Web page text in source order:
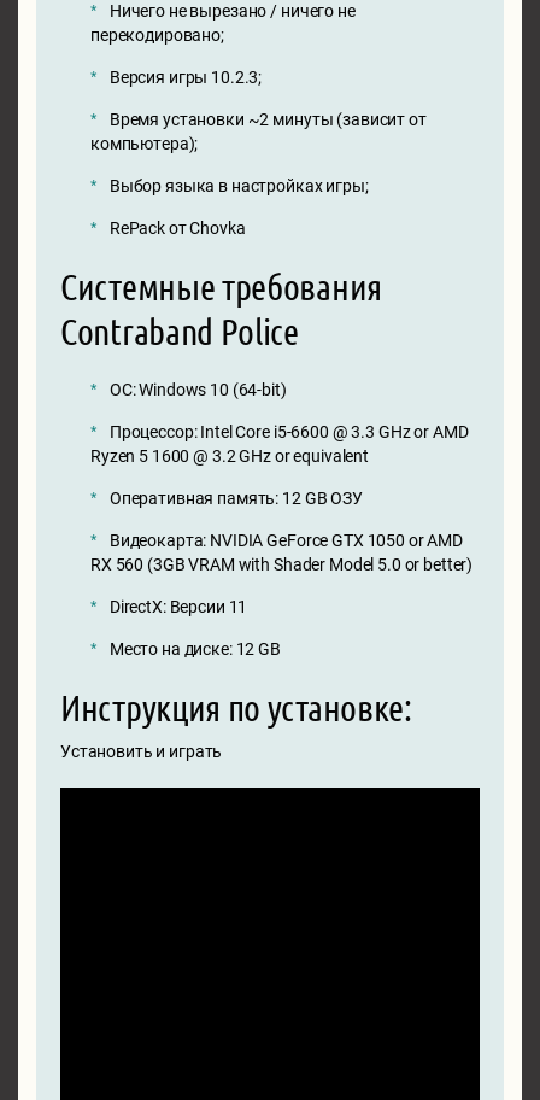
Ничего не вырезано / ничего не
перекодировано;
Версия игры 10.2.3;
Время установки ~2 минуты (зависит от
компьютера);
Выбор языка в настройках игры;
RePack от Chovka
Системные требования
Contraband Police
ОС: Windows 10 (64-bit)
Процессор: Intel Core i5-6600 @ 3.3 GHz or AMD
Ryzen 5 1600 @ 3.2 GHz or equivalent
Оперативная память: 12 GB ОЗУ
Видеокарта: NVIDIA GeForce GTX 1050 or AMD
RX 560 (3GB VRAM with Shader Model 5.0 or better)
DirectX: Версии 11
Место на диске: 12 GB
Инструкция по установке:
Установить и играть